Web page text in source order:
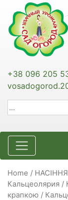
+38 096 205
Home /
Кальцеолярия /
крапкою /